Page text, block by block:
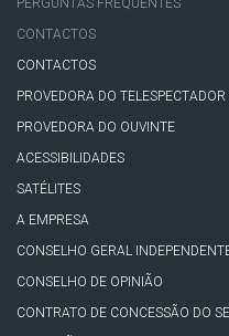
PERGUNTAS FREQUENTES
CONTACTOS
CONTACTOS
PROVEDORA DO TELESPECTADOR
PROVEDORA DO OUVINTE
ACESSIBILIDADES
SATÉLITES
A EMPRESA
CONSELHO GERAL
CONSELHO DE OPINIÃO
CONTRATO DE CONCESSÃO DO